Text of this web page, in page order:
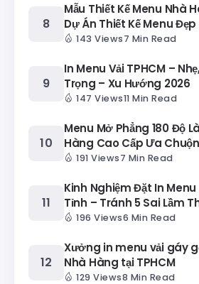
Mẫu Thiết Kế Menu Nhà
Dự Án Thiết Kế Menu Đẹp
143 Views7 Min Read
In Menu Vải TPHCM –
Trọng – Xu Hướng 2026
147 Views11 Min Read
Menu Mở Phẳng 180 Độ
Hàng Cao Cấp Ưa
191 Views7 Min Read
Kinh Nghiệm Đặt In
Tỉnh – Tránh 5 Sai Lầm
196 Views6 Min Read
Xưởng in menu vải gáy
Nhà Hàng tại TPHCM
129 Views8 Min Read